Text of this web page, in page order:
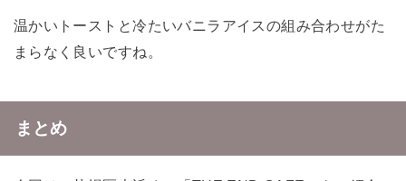
温かいトーストと冷たいバニラアイスの組み合わせがた
まらなく良いですね。
まとめ